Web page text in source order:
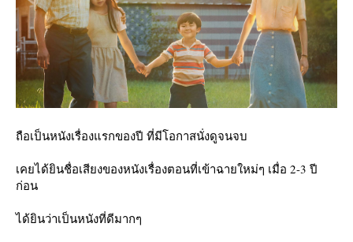
ถือเป็นหนังเรื่องแรกของปี ที่มีโอกาสนั่งดูจนจบ
เคยได้ยินชื่อเสียงของหนังเรื่องตอนที่เข้าฉายใหม่ๆ เมื่อ 2-3 ปี
ก่อน
ได้ยินว่าเป็นหนังที่ดีมากๆ